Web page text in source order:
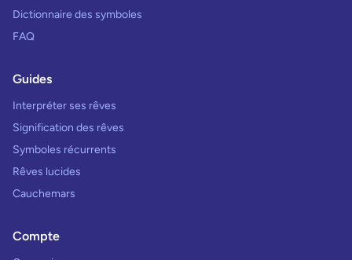
Dictionnaire des symboles
FAQ
Guides
Interpréter ses rêves
Signification des rêves
Symboles récurrents
Rêves lucides
Cauchemars
Compte